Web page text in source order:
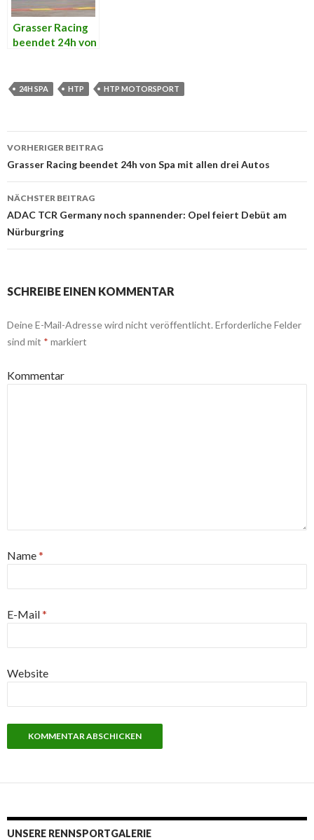
Grasser Racing
beendet 24h von
24H SPA HTP HTP MOTORSPORT
Beitrags-
Navigation
VORHERIGER BEITRAG
Grasser Racing beendet 24h von Spa mit allen drei Autos
NÄCHSTER BEITRAG
ADAC TCR Germany noch spannender: Opel feiert Debüt am
Nürburgring
SCHREIBE EINEN KOMMENTAR
Deine E-Mail-Adresse wird nicht veröffentlicht. Erforderliche Felder
sind mit * markiert
Kommentar
Name*
E-Mail*
Website
UNSERE RENNSPORTGALERIE